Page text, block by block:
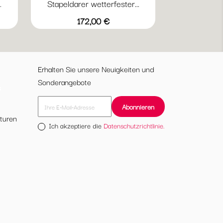
Stapeldarer wetterfester...
Preis
172,00 €
Vorschau
Antikeisen
23
Weiß
24
Schwarz
37
GrauIndisch
Erhalten Sie unsere Neuigkeiten und
Sonderangebote
Ich akzeptiere die Datenschutzrichtlinie.